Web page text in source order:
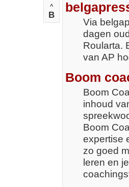
^
B
Via
dagen
Roularta.
van AP
Boom
Boom
inhoud
Boom
expertise
zo goed
leren en